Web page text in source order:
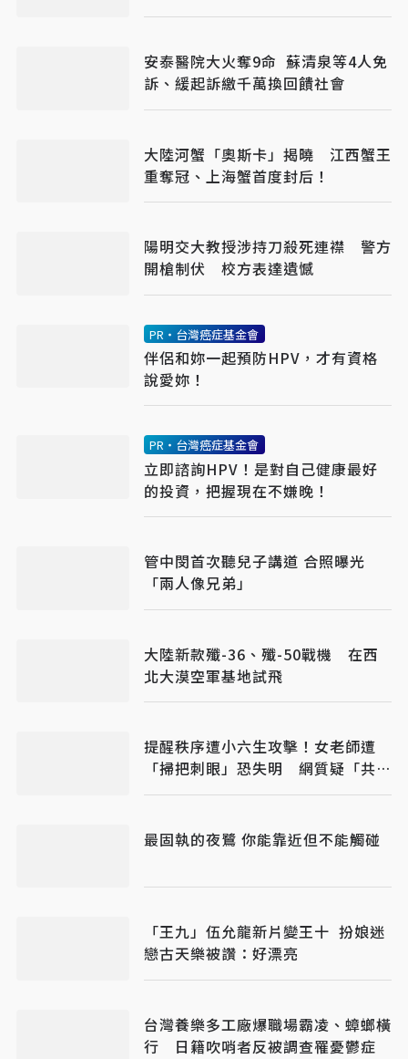
安泰醫院大火奪9命 蘇清泉等4人免
訴、緩起訴繳千萬換回饋社會
大陸河蟹「奧斯卡」揭曉 江西蟹王
重奪冠、上海蟹首度封后！
陽明交大教授涉持刀殺死連襟 警方
開槍制伏 校方表達遺憾
PR・台灣癌症基金會
伴侶和妳一起預防HPV，才有資格
說愛妳！
PR・台灣癌症基金會
立即諮詢HPV！是對自己健康最好
的投資，把握現在不嫌晚！
管中閔首次聽兒子講道 合照曝光
「兩人像兄弟」
大陸新款殲-36、殲-50戰機 在西
北大漠空軍基地試飛
提醒秩序遭小六生攻擊！女老師遭
「掃把刺眼」恐失明 網質疑「共融
教育」
最固執的夜鷺 你能靠近但不能觸碰
「王九」伍允龍新片變王十 扮娘迷
戀古天樂被讚：好漂亮
台灣養樂多工廠爆職場霸凌、蟑螂橫
行 日籍吹哨者反被調查罹憂鬱症